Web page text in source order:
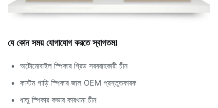
যে কোন সময় যোগাযোগ করতে স্বাগতম!
অটোমোবাইল স্পিকার গ্রিড সরবরাহকারী চীন
কাস্টম গাড়ি স্পিকার জাল OEM প্রস্তুতকারক
ধাতু স্পিকার কভার কারখানা চীন